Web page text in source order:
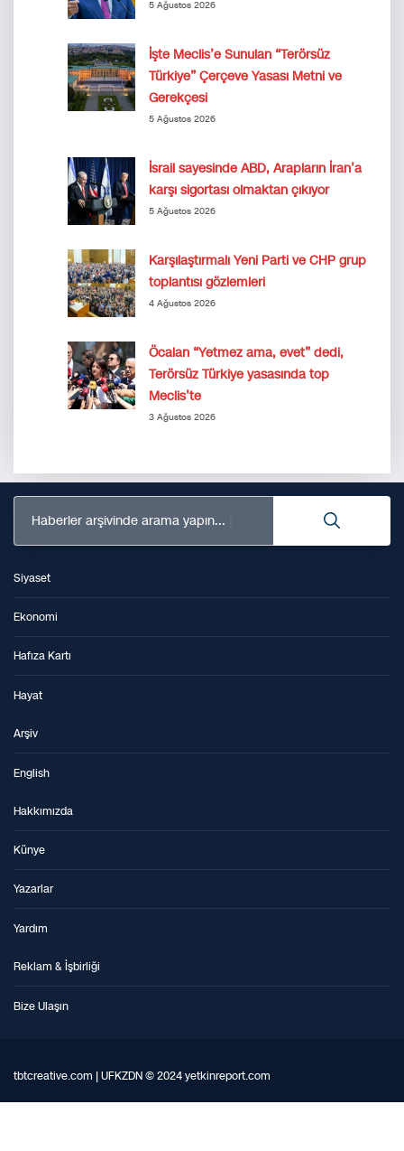
5 Ağustos 2026
İşte Meclis’e Sunulan “Terörsüz
Türkiye” Çerçeve Yasası Metni ve
Gerekçesi
5 Ağustos 2026
İsrail sayesinde ABD, Arapların İran’a
karşı sigortası olmaktan çıkıyor
5 Ağustos 2026
Karşılaştırmalı Yeni Parti ve CHP grup
toplantısı gözlemleri
4 Ağustos 2026
Öcalan “Yetmez ama, evet” dedi,
Terörsüz Türkiye yasasında top
Meclis’te
3 Ağustos 2026
Haberler arşivinde arama yapın...
Siyaset
Ekonomi
Hafıza Kartı
Hayat
Arşiv
English
Hakkımızda
Künye
Yazarlar
Yardım
Reklam & İşbirliği
Bize Ulaşın
tbtcreative.com | UFKZDN © 2024 yetkinreport.com